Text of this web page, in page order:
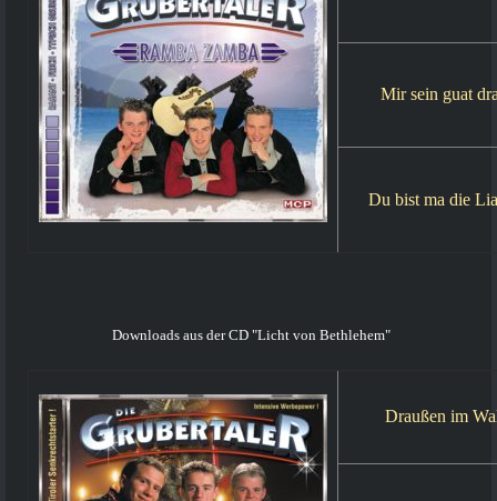
Mir sein guat
Du bist ma die
Downloads aus der CD "Licht von Bethlehem"
Draußen im